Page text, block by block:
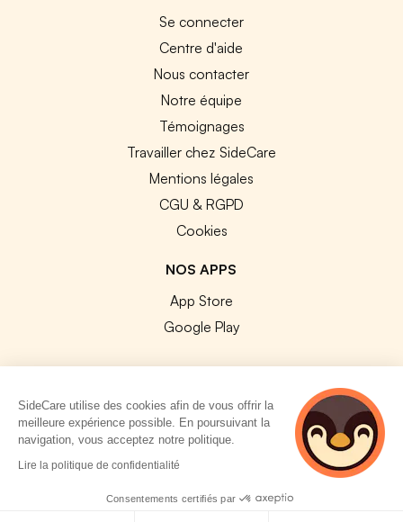
Se connecter
Centre d'aide
Nous contacter
Notre équipe
Témoignages
Travailler chez SideCare
Mentions légales
CGU & RGPD
Cookies
NOS APPS
App Store
Google Play
© 2026 SideCare. Tous droits réservés.
SideCare utilise des cookies afin de vous offrir la
meilleure expérience possible. En poursuivant la
navigation, vous acceptez notre politique.
Lire la politique de confidentialité
Consentements certifiés par
5 personnes
consultent
actuellement cette